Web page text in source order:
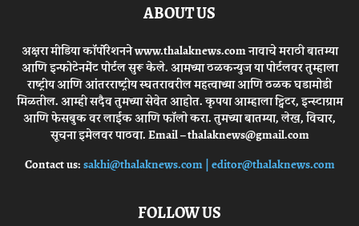
ABOUT US
अक्षरा मीडिया कॉर्पोरेशनने www.thalaknews.com नावाचे मराठी बातम्या
आणि इन्फोटेनमेंट पोर्टल सुरू केले. आमच्या ठळकन्युज या पोर्टलवर तुम्हाला
राष्ट्रीय आणि आंतरराष्ट्रीय स्घतरावरील महत्वाच्या आणि ठळक घडामोडी
मिळतील. आम्ही सदैव तुमच्या सेवेत आहोत. कृपया आम्हाला ट्विटर, इन्स्टाग्राम
आणि फेसबुक वर लाईक आणि फॉलो करा. तुमच्या बातम्या, लेख, विचार,
सूचना इमेलवर पाठवा. Email – thalaknews@gmail.com
Contact us:sakhi@thalaknews.com | editor@thalaknews.com
FOLLOW US